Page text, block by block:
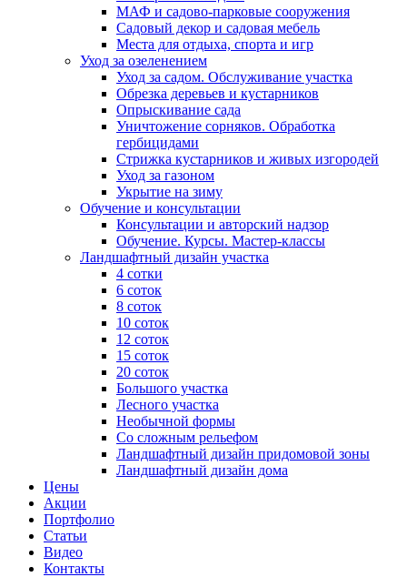
МАФ и садово-парковые сооружения
Садовый декор и садовая мебель
Места для отдыха, спорта и игр
Уход за озеленением
Уход за садом. Обслуживание участка
Обрезка деревьев и кустарников
Опрыскивание сада
Уничтожение сорняков. Обработка
гербицидами
Стрижка кустарников и живых изгородей
Уход за газоном
Укрытие на зиму
Обучение и консультации
Консультации и авторский надзор
Обучение. Курсы. Мастер-классы
Ландшафтный дизайн участка
4 сотки
6 соток
8 соток
10 соток
12 соток
15 соток
20 соток
Большого участка
Лесного участка
Необычной формы
Со сложным рельефом
Ландшафтный дизайн придомовой зоны
Ландшафтный дизайн дома
Цены
Акции
Портфолио
Статьи
Видео
Контакты